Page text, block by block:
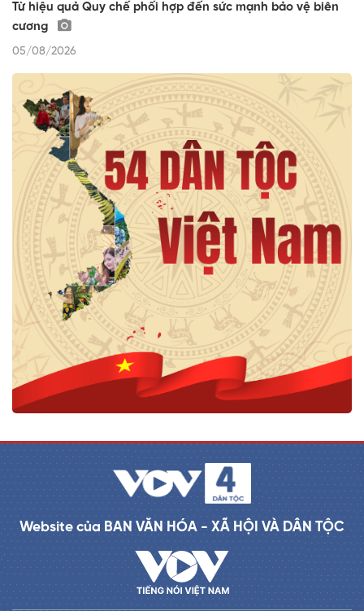
Từ hiệu quả Quy chế phối hợp đến sức mạnh bảo vệ biên
cương
05/08/2026
Website của BAN VĂN HÓA - XÃ HỘI VÀ DÂN TỘC